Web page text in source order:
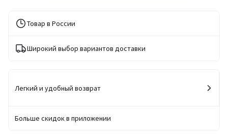
Товар в России
Широкий выбор вариантов доставки
Легкий и удобный возврат
Больше скидок в приложении